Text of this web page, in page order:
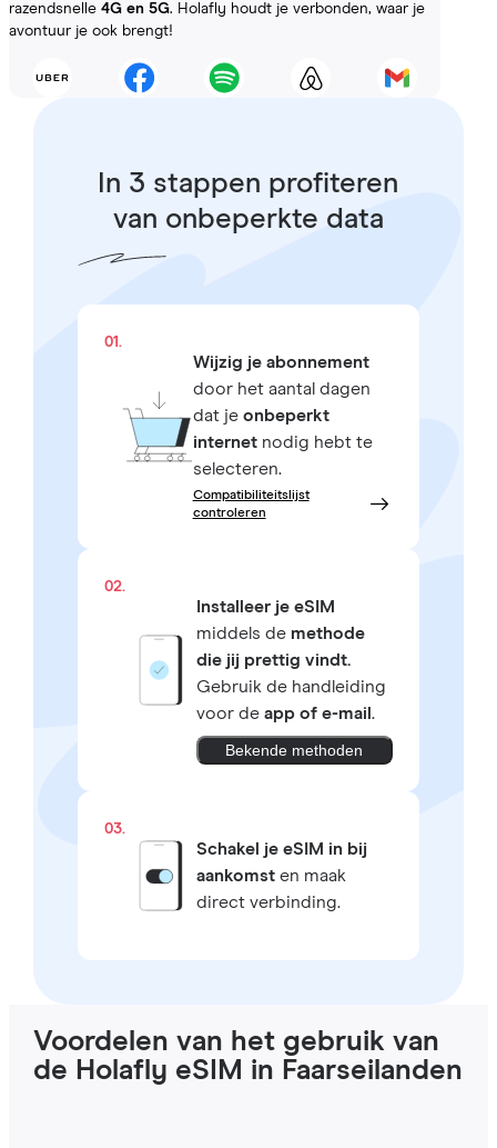
razendsnelle 4G en 5G. Holafly houdt je verbonden, waar je
avontuur je ook brengt!
In 3 stappen profiteren
van onbeperkte data
01.
Wijzig je abonnement
door het aantal dagen
dat je onbeperkt
internetnodig hebt te
selecteren.
Compatibiliteitslijst
controleren
02.
Installeer je eSIM
middels de methode
die jij prettig vindt.
Gebruik de handleiding
voor de app of e-mail .
Bekende methoden
03.
Schakel je eSIM in bij
aankomsten maak
direct verbinding.
Voordelen van het gebruik van
de Holafly eSIM in Faarseilanden